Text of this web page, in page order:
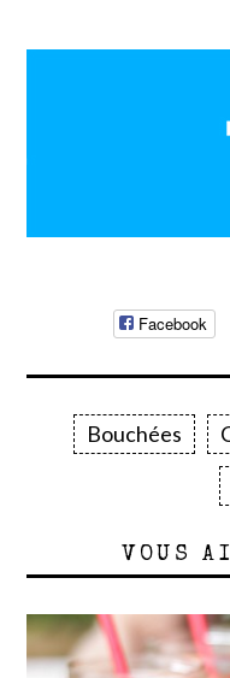
Facebook
Bouchées
VOUS